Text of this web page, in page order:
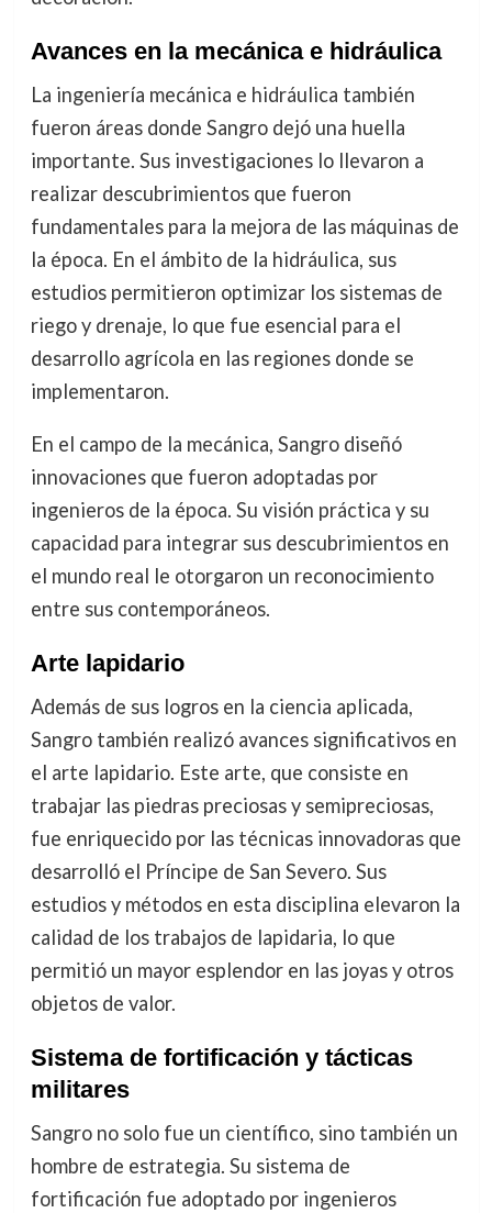
Avances en la mecánica e hidráulica
La ingeniería mecánica e hidráulica también
fueron áreas donde Sangro dejó una huella
importante. Sus investigaciones lo llevaron a
realizar descubrimientos que fueron
fundamentales para la mejora de las máquinas de
la época. En el ámbito de la hidráulica, sus
estudios permitieron optimizar los sistemas de
riego y drenaje, lo que fue esencial para el
desarrollo agrícola en las regiones donde se
implementaron.
En el campo de la mecánica, Sangro diseñó
innovaciones que fueron adoptadas por
ingenieros de la época. Su visión práctica y su
capacidad para integrar sus descubrimientos en
el mundo real le otorgaron un reconocimiento
entre sus contemporáneos.
Arte lapidario
Además de sus logros en la ciencia aplicada,
Sangro también realizó avances significativos en
el arte lapidario. Este arte, que consiste en
trabajar las piedras preciosas y semipreciosas,
fue enriquecido por las técnicas innovadoras que
desarrolló el Príncipe de San Severo. Sus
estudios y métodos en esta disciplina elevaron la
calidad de los trabajos de lapidaria, lo que
permitió un mayor esplendor en las joyas y otros
objetos de valor.
Sistema de fortificación y tácticas
militares
Sangro no solo fue un científico, sino también un
hombre de estrategia. Su sistema de
fortificación fue adoptado por ingenieros